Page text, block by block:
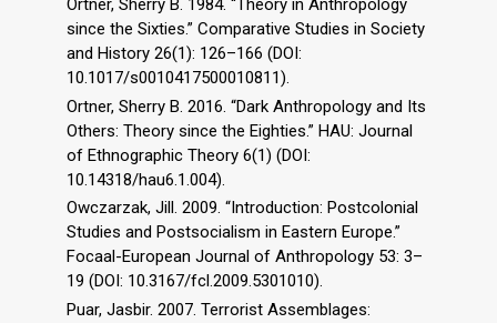
Ortner, Sherry B. 1984. “Theory in Anthropology
since the Sixties.” Comparative Studies in Society
and History 26(1): 126–166 (DOI:
10.1017/s0010417500010811).
Ortner, Sherry B. 2016. “Dark Anthropology and Its
Others: Theory since the Eighties.” HAU: Journal
of Ethnographic Theory 6(1) (DOI:
10.14318/hau6.1.004).
Owczarzak, Jill. 2009. “Introduction: Postcolonial
Studies and Postsocialism in Eastern Europe.”
Focaal-European Journal of Anthropology 53: 3–
19 (DOI: 10.3167/fcl.2009.5301010).
Puar, Jasbir. 2007. Terrorist Assemblages: